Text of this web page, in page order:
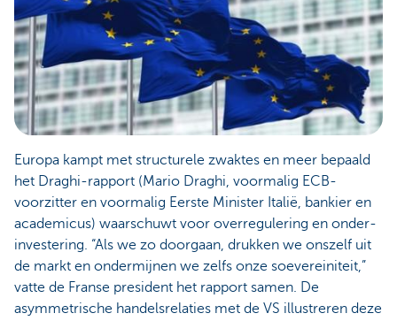
Europa kampt met structurele zwaktes en meer bepaald
het Draghi-rapport (Mario Draghi, voormalig ECB-
voorzitter en voormalig Eerste Minister Italië, bankier en
academicus) waarschuwt voor overregulering en onder-
investering. “Als we zo doorgaan, drukken we onszelf uit
de markt en ondermijnen we zelfs onze soevereiniteit,”
vatte de Franse president het rapport samen. De
asymmetrische handelsrelaties met de VS illustreren deze